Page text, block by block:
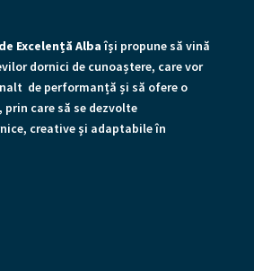
Excelență Albaîşi propune să vină
dornici de cunoaștere, care vor
de performanță și să ofere o
care să se dezvolte
creative şi adaptabile în